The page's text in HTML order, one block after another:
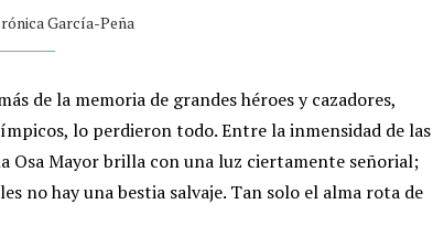
García-Peña
de la memoria de grandes héroes y cazadores,
lo perdieron todo. Entre la inmensidad de las
Osa Mayor brilla con una luz ciertamente señorial;
no hay una bestia salvaje. Tan solo el alma rota de